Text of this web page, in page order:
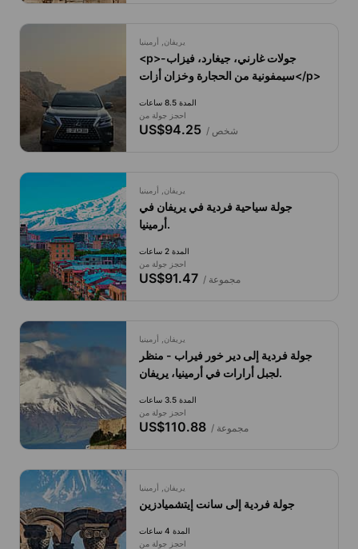
يريفان, أرمينيا
<p>جولات غارني، جيغارد، فيزاب-
سيمفونية من الحجارة وخزان أزات</p>
المدة 8.5 ساعات
احجز جولة من
US$94.25 / شخص
يريفان, أرمينيا
جولة سياحية فردية في يريفان في
أرمينيا.
المدة 2 ساعات
احجز جولة من
US$91.47 / مجموعة
يريفان, أرمينيا
جولة فردية إلى دير خور فيراب - منظر
لجبل أرارات في أرمينيا، يريفان.
المدة 3.5 ساعات
احجز جولة من
US$110.88 / مجموعة
يريفان, أرمينيا
جولة فردية إلى سانت إيتشميادزين
المدة 4 ساعات
احجز جولة من